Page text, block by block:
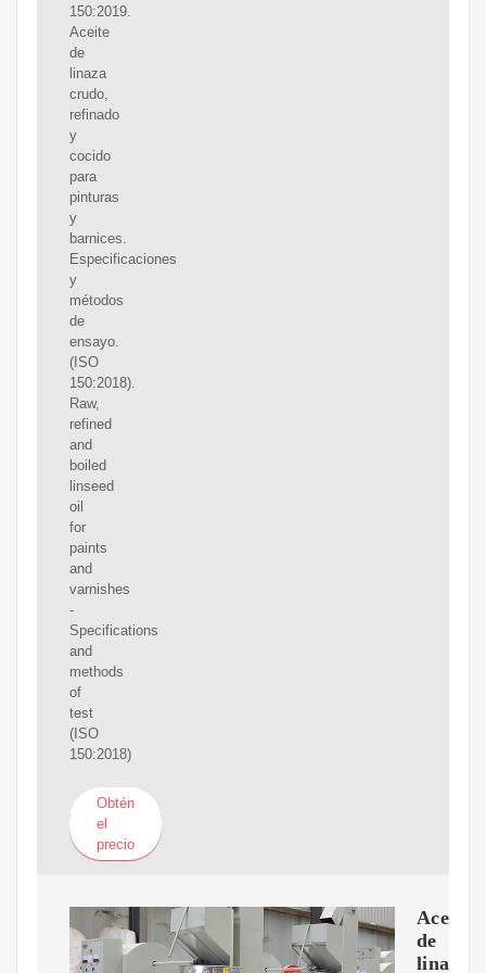
150:2019.
Aceite
de
linaza
crudo,
refinado
y
cocido
para
pinturas
y
barnices.
Especificaciones
y
métodos
de
ensayo.
(ISO
150:2018).
Raw,
refined
and
boiled
linseed
oil
for
paints
and
varnishes
-
Specifications
and
methods
of
test
(ISO
150:2018)
Obtén
el
precio
Aceite
de
linaza